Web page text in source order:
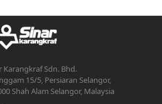
Karangkraf Sdn. Bhd.
15/5, Persiaran Selangor,
Shah Alam Selangor, Malaysia